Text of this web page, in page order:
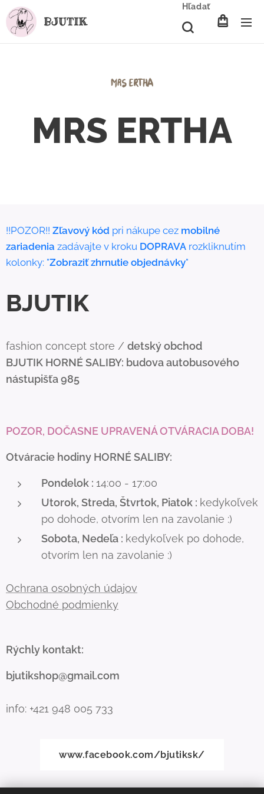
BJUTIK
Hľadať
MRS ERTHA
!!POZOR!! Zľavový kód pri nákupe cez mobilné
zariadenia zadávajte v kroku DOPRAVA rozkliknutím
kolonky: "Zobraziť zhrnutie objednávky"
BJUTIK
fashion concept store / detský obchod
BJUTIK HORNÉ SALIBY: budova autobusového
nástupišťa 985
POZOR, DOČASNE UPRAVENÁ OTVÁRACIA DOBA!
Otváracie hodiny HORNÉ SALIBY:
Pondelok : 14:00 - 17:00
Utorok, Streda, Štvrtok, Piatok : kedykoľvek
po dohode, otvorím len na zavolanie :)
Sobota, Nedeľa : kedykoľvek po dohode,
otvorím len na zavolanie :)
Ochrana osobných údajov
Obchodné podmienky
Rýchly kontakt:
bjutikshop@gmail.com
info: +421 948 005 733
www.facebook.com/bjutiksk/